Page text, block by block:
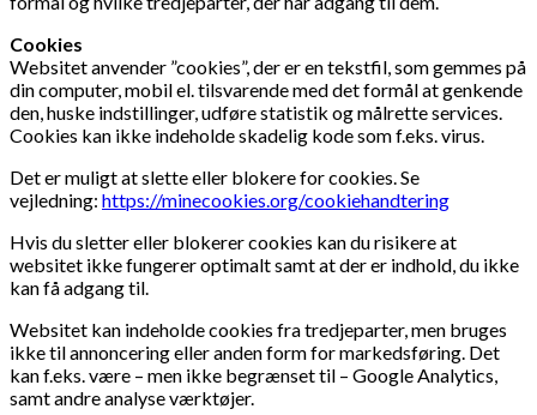
Cookies
Websitet anvender ”cookies”, der er en tekstfil, som gemmes på
din computer, mobil el. tilsvarende med det formål at genkende
den, huske indstillinger, udføre statistik og målrette services.
Cookies kan ikke indeholde skadelig kode som f.eks. virus.
Det er muligt at slette eller blokere for cookies. Se
vejledning: https://minecookies.org/cookiehandtering
Hvis du sletter eller blokerer cookies kan du risikere at
websitet ikke fungerer optimalt samt at der er indhold, du ikke
kan få adgang til.
Websitet kan indeholde cookies fra tredjeparter, men bruges
ikke til annoncering eller anden form for markedsføring. Det
kan f.eks. være – men ikke begrænset til – Google Analytics,
samt andre analyse værktøjer.